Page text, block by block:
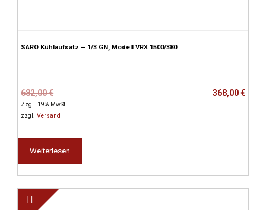
SARO Kühlaufsatz – 1/3 GN, Modell VRX 1500/380
682,00€Ursprünglicher
Preis
war:
368,00€
Aktueller
Preis
ist:
Zzgl. 19% MwSt.
zzgl.Versand
Weiterlesen